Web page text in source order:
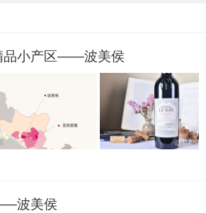
品小产区——波美侯
波美侯